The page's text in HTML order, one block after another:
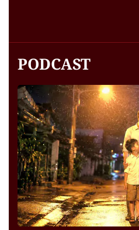
PODCAST